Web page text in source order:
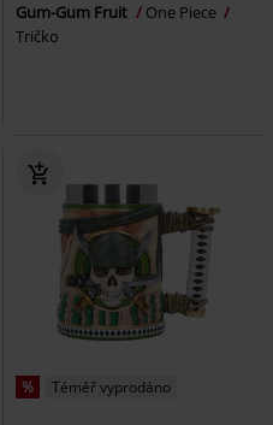
Gum-Gum Fruit
One Piece
Tričko
% Téměř vyprodáno